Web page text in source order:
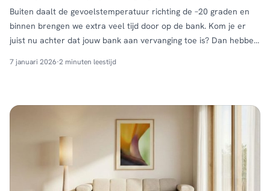
Buiten daalt de gevoelstemperatuur richting de –20 graden en
binnen brengen we extra veel tijd door op de bank. Kom je er
juist nu achter dat jouw bank aan vervanging toe is? Dan hebben
op onze bestverkochte modellen. Hoe kouder het buiten wordt,
7 januari 2026·2 minuten leestijd